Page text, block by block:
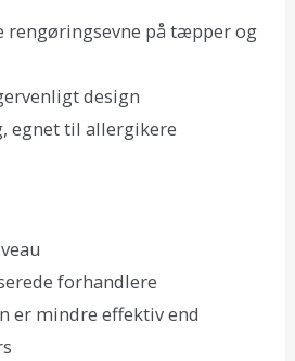
rengøringsevne på tæpper og
design
egnet til allergikere
forhandlere
er mindre effektiv end